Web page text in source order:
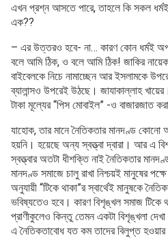
এখন প্রশ্ন আসতে পারে, তাহলে কি সকল
এক??
– এর উত্তরও হবে- না… কারণ কোন ধর্মই
বলে আমি ঠিক, ও বলে আমি ঠিক! জাকির
বাইবেলকে নিচে নামাচ্ছেন আর ইসলামকে
ব্যালান্সও উপরেই উঠছে। জাযাকাল্লাহ
টাকা মূল্যের “পিস মোবাইল” -ও বাজারজাত
যাহোক, তার মানে নৈতিকতার মানদণ্ড কোনো
হয়নি। হয়েছে অন্য স্বত্ত্বা দ্বারা। আর এ
স্বত্ত্বার অতটা ধীশক্তি নাই নৈতিকতার
মানদণ্ড সমাজে চালু রাখা নিশ্চয়ই মানুষের
অনুযায়ী “টিকে থাকা”র স্বার্থেই মানুষকে
ভবিষ্যতেও হবে। কারণ বিশৃঙ্খল সমাজ
প্রাণীকুলেও কিন্তু তেমন একটা বিশৃঙ্খলা
এ নৈতিকতাবোধ যত কম তাদের বিলুপ্ত